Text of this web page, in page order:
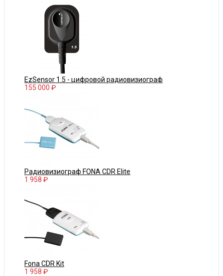
EzSensor 1.5 - цифровой радиовизиограф
155 000 ₽
Радиовизиограф FONA CDR Elite
1 958 ₽
Fona CDR Kit
1 958 ₽